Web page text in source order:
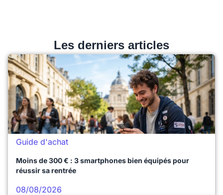
Les derniers articles
Guide d'achat
Moins de 300 € : 3 smartphones bien équipés pour
réussir sa rentrée
08/08/2026